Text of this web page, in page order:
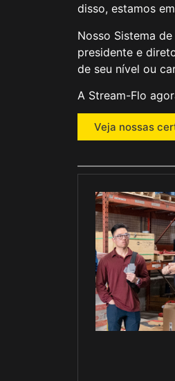
disso, estamos
Nosso Sistema
presidente e
de seu nível ou
A Stream-Flo
Veja nossas